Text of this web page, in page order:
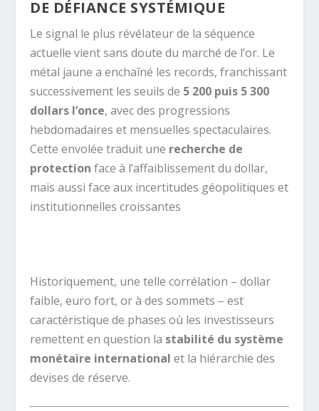
DE DÉFIANCE SYSTÉMIQUE
Le signal le plus révélateur de la séquence
actuelle vient sans doute du marché de l’or. Le
métal jaune a enchaîné les records, franchissant
successivement les seuils de 5 200 puis 5 300
dollars l’once, avec des progressions
hebdomadaires et mensuelles spectaculaires.
Cette envolée traduit une recherche de
protection face à l’affaiblissement du dollar,
mais aussi face aux incertitudes géopolitiques et
institutionnelles croissantes
Historiquement, une telle corrélation – dollar
faible, euro fort, or à des sommets – est
caractéristique de phases où les investisseurs
remettent en question la stabilité du système
monétaire international et la hiérarchie des
devises de réserve.